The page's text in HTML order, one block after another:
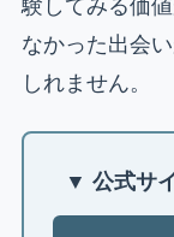
験してみる価
なかった出会
しれません。
▼ 公式サ